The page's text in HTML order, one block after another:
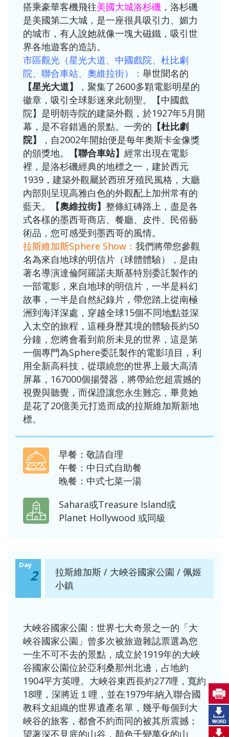
搭乘豪華客機飛往美國大城洛杉磯 ，洛杉磯
是美國第二大城，是一座很具吸引力、媚力
的城市，有人說她就像一塊大磁鐵，吸引世
界各地遊客的造訪。
市區觀光（星光大道、中國戲院、杜比劇
院、聯合車站、奧維拉街）： 舉世聞名的
【星光大道】
，聚集了2600多顆電影明星的
徽章，吸引全球影迷來此朝聖。【中國戲
院】是明朝寺院的建築外觀，於1927年5月開
幕，是不容錯過的景點。一旁的 【杜比劇
院】
，自2002年開始便是每年奧斯卡金像獎
的頒獎地。
【聯合車站】 經常出現在電影
裡，是洛杉磯經典的地標之一，建於西元
1939，建築外觀屬於西班牙殖民風格，大廳
內部則呈現高雅白色的外觀配上加州常有的
藍天。
【奧維拉街】 整條紅磚路上，盡是各
式各樣的墨西哥商店、餐廳、皮件、民俗藝
術品，您可感受到墨西哥的風情。
拉斯維加斯Sphere Show： 我們將帶您參觀
名為來自地球的明信片（球體體驗），是由
著名導演達倫阿羅諾夫斯基特別委託製作的
一部電影，來自地球的明信片，一半是科幻
故事，一半是自然紀錄片，帶您踏上從南極
洲到海洋深處，穿越全球15個不同地點並深
入太空的旅程，這種身歷其境的體驗長約50
分鐘，您將會看到前所未見的世界，這是第
一個專門為Sphere委託製作的電影項目，利
用全新高科技，從環繞您的世界上最大高清
屏幕，167000個揚聲器，將帶給您超震撼的
視覺與聽覺，而保證讓您永生難忘，畢竟她
是花了20億美元打造而成的拉斯維加斯新地
標。
早餐：敬請自理
午餐：中日式自助餐
晚餐：中式七菜一湯
Sahara或Treasure Island或
Planet Hollywood 或同級
Day
2
拉斯維加斯 / 大峽谷國家公園 / 佩姬
小鎮
大峽谷國家公園：世界七大奇景之一的「大
峽谷國家公園」曾多次被旅遊雜誌票選為您
一生不可不去的景點，成立於1919年的大峽
谷國家公園位於亞利桑那州北邊，占地約
1904平方英哩。大峽谷東西長約277哩，寬約
18哩，深將近１哩，並在1979年納入聯合國
教科文組織的世界遺產名單，幾乎每個到大
峽谷的旅客，都會不約而同的被其所震撼；
望著深不見底的山谷，顏色千變萬化的山